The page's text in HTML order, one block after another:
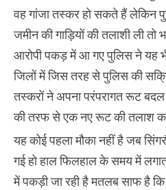
वह गांजा तस्कर हो सकते हैं लेकिन
जमीन की गाड़ियों की तलाशी ली तो
आरोपी पकड़ में आ गए पुलिस ने यह
जिलों में जिस तरह से पुलिस की
तस्करों ने अपना परंपरागत रूट बदल
की तरफ से एक नए रूट की तलाश
यह कोई पहला मौका नहीं है जब
गई हो हाल फिलहाल के समय में
में पकड़ी जा रही है मतलब साफ है कि